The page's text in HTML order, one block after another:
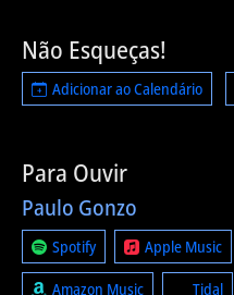
Não Esqueças!
Adicionar ao Calendário
Para Ouvir
Paulo Gonzo
Spotify Apple Music
Amazon Music Tidal